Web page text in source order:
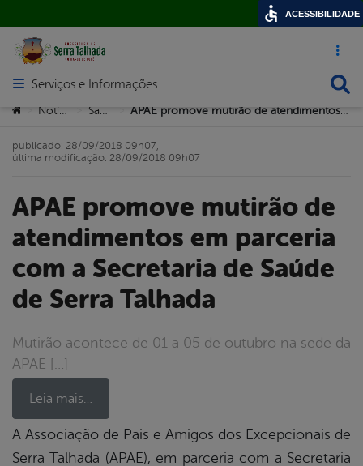
Acesso
Abrir menu principal de navegação
Serviços e Informações
Você está aqui:
> Notícias > >
APAE promove mutirão de
atendimentos em parceria
com a Secretaria de Saúde
de Serra Talhada
Mutirão acontece de 01 a 05 de outubro na sede da
APAE […]
Leia mais…
publicado: 28/09/2018 09h07,
última modificação: 28/09/2018 09h07
A Associação de Pais e Amigos dos Excepcionais de
Serra Talhada (APAE), em parceria com a Secretaria
ACESSIBILIDADE